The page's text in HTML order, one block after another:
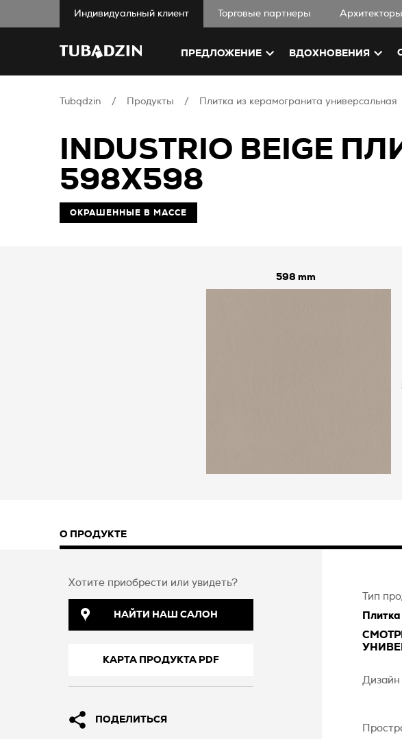
Индивидуальный клиент Торговые партнеры
ПРЕДЛОЖЕНИЕ ВДОХНОВЕНИЯ
Tubądzin Продукты Плитка из керамогранита универсальная
INDUSTRIO BEIGE
598X598
ОКРАШЕННЫЕ В МАССЕ
598
О ПРОДУКТЕ
Хотите приобрести или увидеть?
НАЙТИ НАШ САЛОН
КАРТА ПРОДУКТА PDF
ПОДЕЛИТЬСЯ
Тип
Дизайн